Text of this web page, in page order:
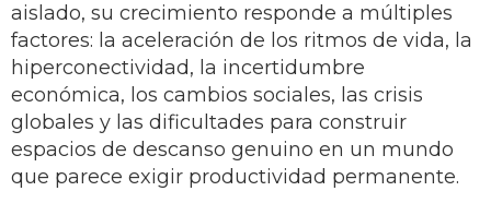
aislado, su crecimiento responde a múltiples
factores: la aceleración de los ritmos de vida, la
hiperconectividad, la incertidumbre
económica, los cambios sociales, las crisis
globales y las dificultades para construir
espacios de descanso genuino en un mundo
que parece exigir productividad permanente.